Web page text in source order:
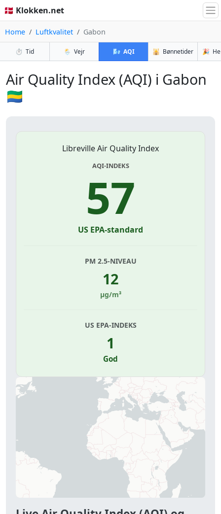
🇩🇰 Klokken.net
Home Luftkvalitet Gabon
⏱️ Tid 🌦️ Vejr 🌬️ AQI 🕌 Bønnetider 🎉
Air Quality Index (AQI) i Gabon
🇬🇦
Libreville Air Quality Index
AQI-INDEKS
57
US EPA-standard
PM 2.5-NIVEAU
12
µg/m³
US EPA-INDEKS
1
God